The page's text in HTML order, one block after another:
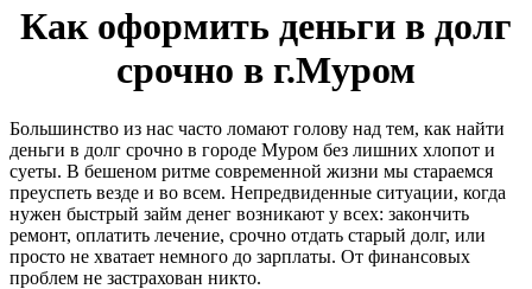
Как оформить деньги в долг
срочно в г.Муром
Большинство из нас часто ломают голову над тем, как найти
деньги в долг срочно в городе Муром без лишних хлопот и
суеты. В бешеном ритме современной жизни мы стараемся
преуспеть везде и во всем. Непредвиденные ситуации, когда
нужен быстрый займ денег возникают у всех: закончить
ремонт, оплатить лечение, срочно отдать старый долг, или
просто не хватает немного до зарплаты. От финансовых
проблем не застрахован никто.